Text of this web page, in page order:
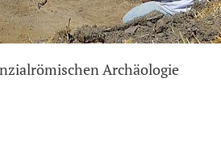
Archäologie